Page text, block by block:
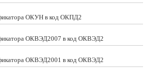
ОКУН в код ОКПД2
ОКВЭД2007 в код ОКВЭД2
ОКВЭД2001 в код ОКВЭД2